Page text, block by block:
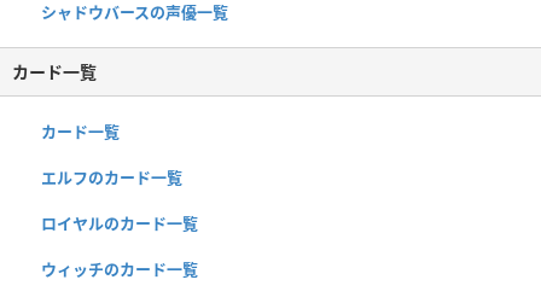
シャドウバースの声優一覧
カード一覧
カード一覧
エルフのカード一覧
ロイヤルのカード一覧
ウィッチのカード一覧